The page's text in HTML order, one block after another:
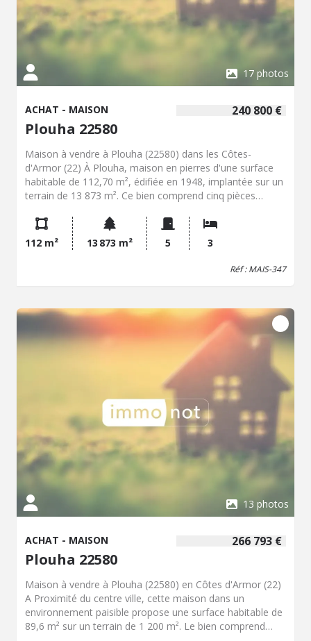
17 photos
240 800 €
ACHAT - MAISON
Plouha 22580
Maison à vendre à Plouha (22580) dans les Côtes-
d'Armor (22) À Plouha, maison en pierres d'une surface
habitable de 112,70 m², édifiée en 1948, implantée sur un
terrain de 13 873 m². Ce bien comprend cinq pièces
disposition intérieure comprend également une cuisine
séparée, un séjour, une salle de bains, un espace
buanderie et des sanitaires. Le bien dispose d'annexes
attenantes, offrant des possibilités d'utilisation variées
les commerces, les services du centre-ville et l'accès au
réseau de transport par bus. L'environnement permet
également de rejoindre la mer à courte distance. Le
quartier bénéficie d'un accès facile aux infrastructures
scolaires, médicales, sportives et culturelles. Plouha
propose des marchés, des activités associatives et un
tissu de commerce de proximité. La commune est
connue pour ses plages, ses sentiers sur les falaises de la
côte nord de la Bretagne et son patrimoine naturel. Le
prix de vente de ce bien s'élève à 240 800 EUR. Pour
obtenir des informations complémentaires, organiser une
visite ou recevoir un dossier détaillé, contactez notre
office notarial pour obtenir de plus amples
renseignements sur cette maison à vendre à Plouha.
112 m² 13 873 m² 5 3
Réf : MAIS-347
13 photos
266 793 €
ACHAT - MAISON
Plouha 22580
Maison à vendre à Plouha (22580) en Côtes d'Armor (22)
A Proximité du centre ville, cette maison dans un
environnement paisible propose une surface habitable de
89,6 m² sur un terrain de 1 200 m². Le bien comprend